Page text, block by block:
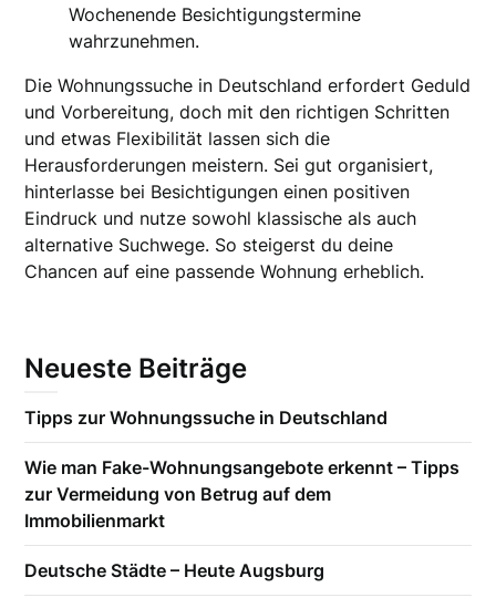
Wochenende Besichtigungstermine
wahrzunehmen.
Die Wohnungssuche in Deutschland erfordert Geduld
und Vorbereitung, doch mit den richtigen Schritten
und etwas Flexibilität lassen sich die
Herausforderungen meistern. Sei gut organisiert,
hinterlasse bei Besichtigungen einen positiven
Eindruck und nutze sowohl klassische als auch
alternative Suchwege. So steigerst du deine
Chancen auf eine passende Wohnung erheblich.
Neueste Beiträge
Tipps zur Wohnungssuche in Deutschland
Wie man Fake-Wohnungsangebote erkennt – Tipps
zur Vermeidung von Betrug auf dem
Immobilienmarkt
Deutsche Städte – Heute Augsburg